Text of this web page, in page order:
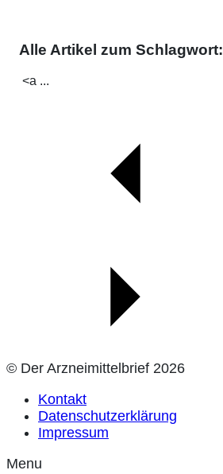
Alle Artikel zum Schlagwort:
<a ...
© Der Arzneimittelbrief 2026
Kontakt
Datenschutzerklärung
Impressum
Menu